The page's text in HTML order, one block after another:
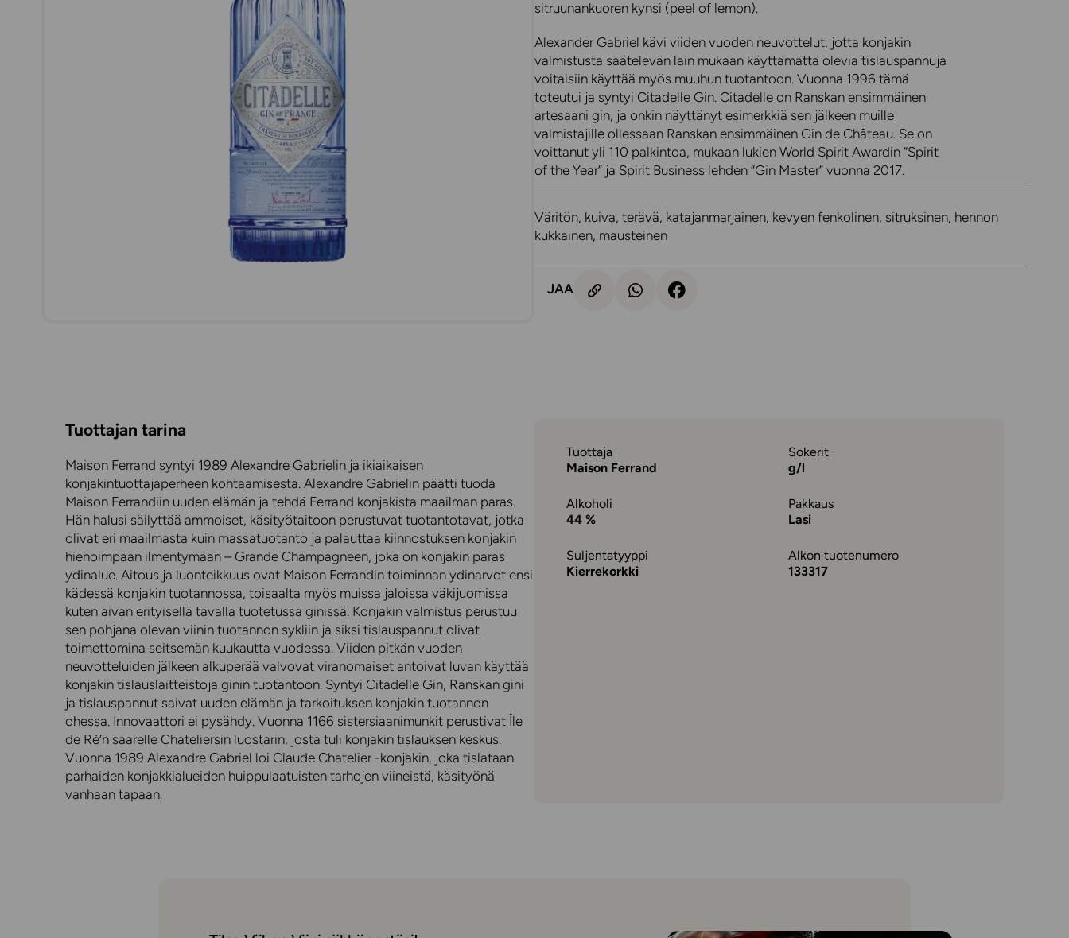
sitruunankuoren kynsi (peel of lemon).
Alexander Gabriel kävi viiden vuoden neuvottelut, jotta konjakin
valmistusta säätelevän lain mukaan käyttämättä olevia tislauspannuja
voitaisiin käyttää myös muuhun tuotantoon. Vuonna 1996 tämä
toteutui ja syntyi Citadelle Gin. Citadelle on Ranskan ensimmäinen
artesaani gin, ja onkin näyttänyt esimerkkiä sen jälkeen muille
valmistajille ollessaan Ranskan ensimmäinen Gin de Château. Se on
voittanut yli 110 palkintoa, mukaan lukien World Spirit Awardin “Spirit
of the Year” ja Spirit Business lehden “Gin Master” vuonna 2017.
Väritön, kuiva, terävä, katajanmarjainen, kevyen fenkolinen, sitruksinen, hennon
kukkainen, mausteinen
JAA
Tuottajan tarina
Maison Ferrand syntyi 1989 Alexandre Gabrielin ja ikiaikaisen
konjakintuottajaperheen kohtaamisesta. Alexandre Gabrielin päätti tuoda
Maison Ferrandiin uuden elämän ja tehdä Ferrand konjakista maailman paras.
Hän halusi säilyttää ammoiset, käsityötaitoon perustuvat tuotantotavat, jotka
olivat eri maailmasta kuin massatuotanto ja palauttaa kiinnostuksen konjakin
hienoimpaan ilmentymään – Grande Champagneen, joka on konjakin paras
ydinalue. Aitous ja luonteikkuus ovat Maison Ferrandin toiminnan ydinarvot ensi
kädessä konjakin tuotannossa, toisaalta myös muissa jaloissa väkijuomissa
kuten aivan erityisellä tavalla tuotetussa ginissä. Konjakin valmistus perustuu
sen pohjana olevan viinin tuotannon sykliin ja siksi tislauspannut olivat
toimettomina seitsemän kuukautta vuodessa. Viiden pitkän vuoden
neuvotteluiden jälkeen alkuperää valvovat viranomaiset antoivat luvan käyttää
konjakin tislauslaitteistoja ginin tuotantoon. Syntyi Citadelle Gin, Ranskan gini
ja tislauspannut saivat uuden elämän ja tarkoituksen konjakin tuotannon
ohessa. Innovaattori ei pysähdy. Vuonna 1166 sistersiaanimunkit perustivat Île
de Ré’n saarelle Chateliersin luostarin, josta tuli konjakin tislauksen keskus.
Vuonna 1989 Alexandre Gabriel loi Claude Chatelier -konjakin, joka tislataan
parhaiden konjakkialueiden huippulaatuisten tarhojen viineistä, käsityönä
vanhaan tapaan.
Tuottaja
Maison Ferrand
Sokerit
g/l
Alkoholi
44 %
Pakkaus
Lasi
Suljentatyyppi
Kierrekorkki
Alkon tuotenumero
133317